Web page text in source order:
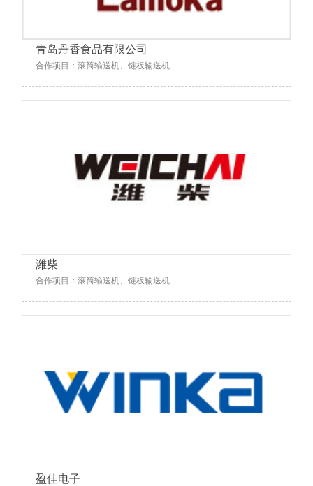
青岛丹香食品有限公司
合作项目：滚筒输送机、链板输送机
潍柴
合作项目：滚筒输送机、链板输送机
盈佳电子